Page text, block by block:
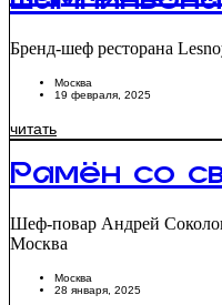
Черный
Бренд-шеф ресторана
Москва
19 февраля, 2025
читать
Рамён со
Шеф-повар Андрей
Москва
Москва
28 января, 2025